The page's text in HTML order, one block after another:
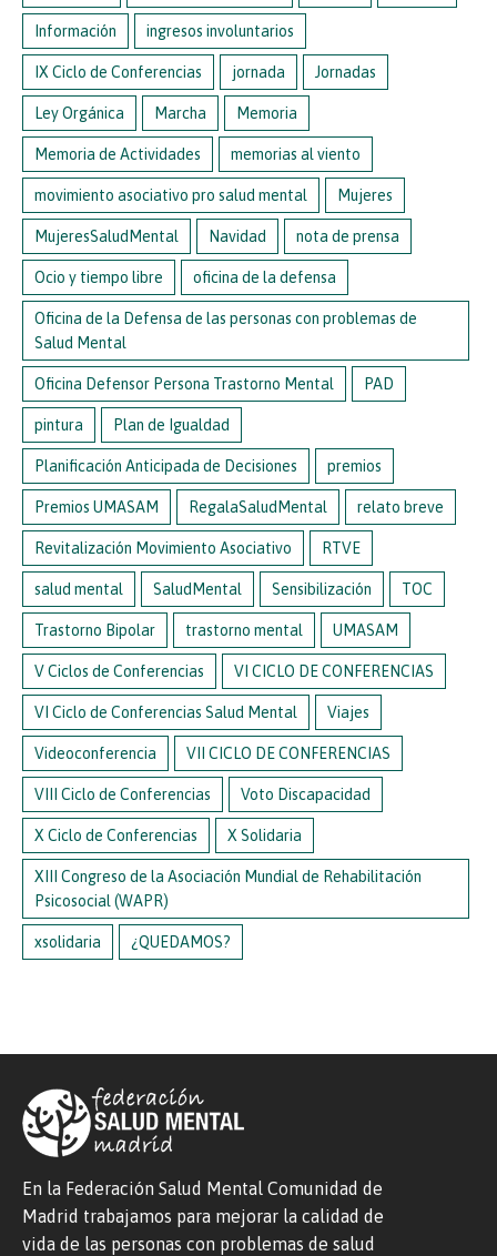
Información ingresos involuntarios
IX Ciclo de Conferencias jornada Jornadas
Ley Orgánica Marcha Memoria
Memoria de Actividades memorias al viento
movimiento asociativo pro salud mental Mujeres
MujeresSaludMental Navidad nota de prensa
Ocio y tiempo libre oficina de la defensa
Oficina de la Defensa de las personas con problemas de
Salud Mental
Oficina Defensor Persona Trastorno Mental PAD
pintura Plan de Igualdad
Planificación Anticipada de Decisiones premios
Premios UMASAM RegalaSaludMental relato breve
Revitalización Movimiento Asociativo RTVE
salud mental SaludMental Sensibilización TOC
Trastorno Bipolar trastorno mental UMASAM
V Ciclos de Conferencias VI CICLO DE CONFERENCIAS
VI Ciclo de Conferencias Salud Mental Viajes
Videoconferencia VII CICLO DE CONFERENCIAS
VIII Ciclo de Conferencias Voto Discapacidad
X Ciclo de Conferencias X Solidaria
XIII Congreso de la Asociación Mundial de Rehabilitación
Psicosocial (WAPR)
xsolidaria ¿QUEDAMOS?
En la Federación Salud Mental Comunidad de
Madrid trabajamos para mejorar la calidad de
vida de las personas con problemas de salud